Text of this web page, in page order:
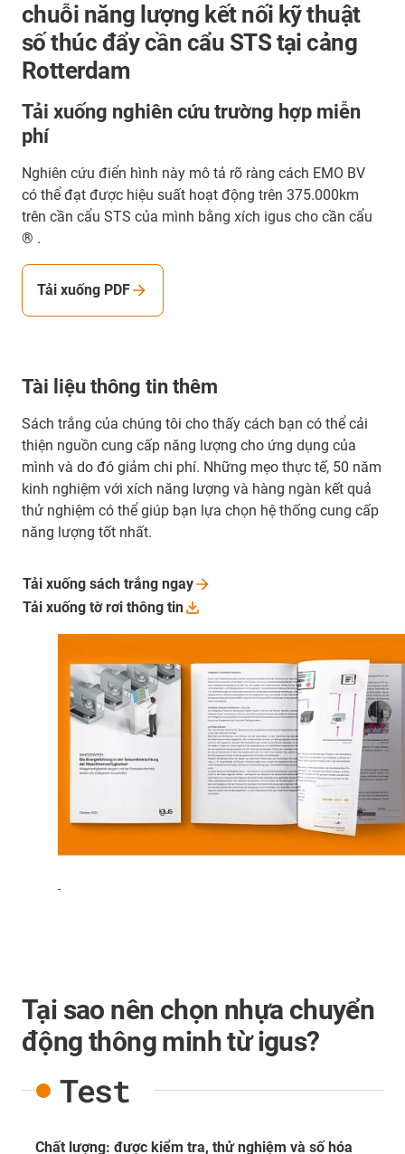
chuỗi năng lượng kết nối kỹ thuật
số thúc đẩy cần cẩu STS tại cảng
Rotterdam
Tải xuống nghiên cứu trường hợp miễn
phí
Nghiên cứu điển hình này mô tả rõ ràng cách EMO BV
có thể đạt được hiệu suất hoạt động trên 375.000km
trên cần cẩu STS của mình bằng xích igus cho cần cẩu
® .
Tải xuống PDF
-
Tài liệu thông tin thêm
Sách trắng của chúng tôi cho thấy cách bạn có thể cải
thiện nguồn cung cấp năng lượng cho ứng dụng của
mình và do đó giảm chi phí. Những mẹo thực tế, 50 năm
kinh nghiệm với xích năng lượng và hàng ngàn kết quả
thử nghiệm có thể giúp bạn lựa chọn hệ thống cung cấp
năng lượng tốt nhất.
Tải xuống sách trắng ngay
Tải xuống tờ rơi thông tin
Tại sao nên chọn nhựa chuyển
động thông minh từ igus?
Test
Chất lượng: được kiểm tra, thử nghiệm và số hóa